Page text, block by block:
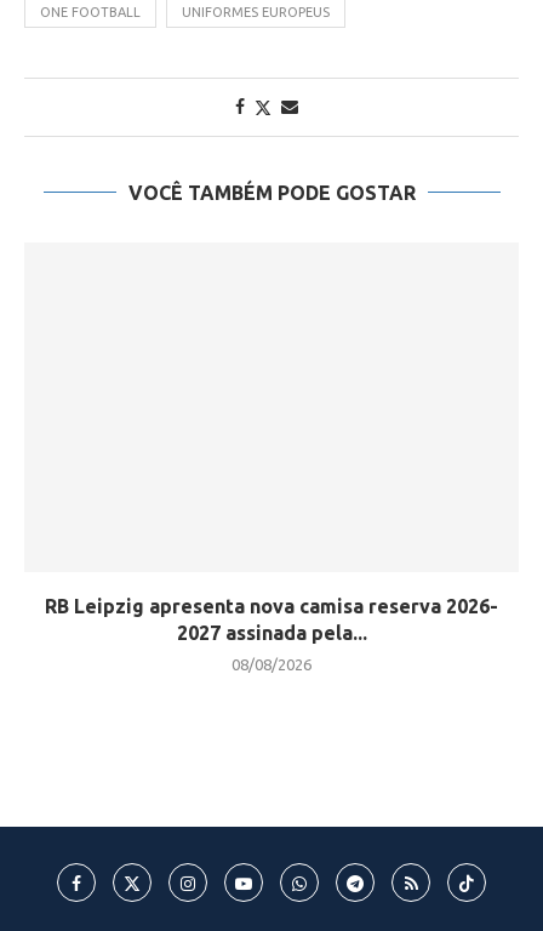
ONE FOOTBALL UNIFORMES EUROPEUS
VOCÊ TAMBÉM PODE GOSTAR
RB Leipzig apresenta nova camisa reserva 2026-
2027 assinada pela...
08/08/2026